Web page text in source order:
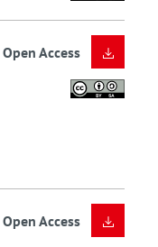
Open Access
Open Access